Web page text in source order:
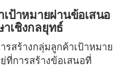
ป้าหมายผ่านข้อเสนอ
เชิงกลยุทธ์
รสร้างกลุ่มลูกค้าเป้าหมาย
ที่การสร้างข้อเสนอที่